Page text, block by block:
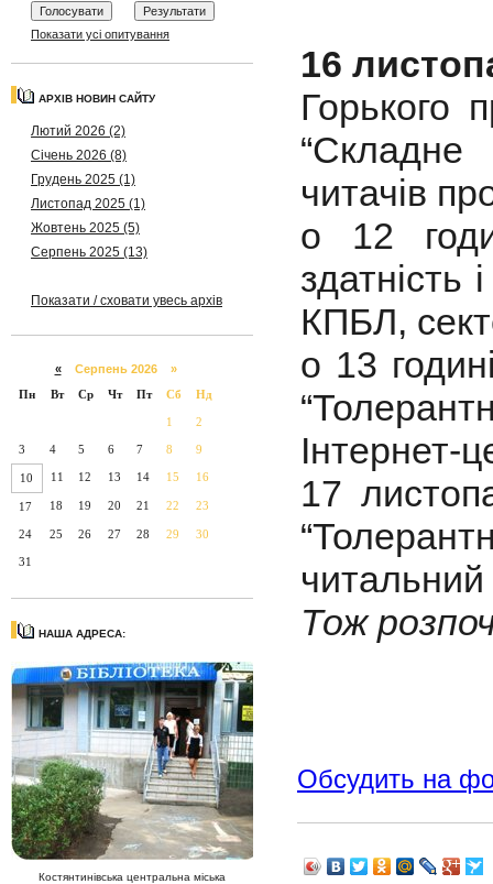
Показати усі опитування
АРХІВ НОВИН САЙТУ
Лютий 2026 (2)
Січень 2026 (8)
Грудень 2025 (1)
Листопад 2025 (1)
Жовтень 2025 (5)
Серпень 2025 (13)
Показати / сховати увесь архів
«Серпень 2026 »
Пн
Вт Ср Чт Пт Сб Нд
1 2
3 4 5 6 7 8 9
10 11 12 13 14 15 16
17 18 19 20 21 22 23
24 25 26 27 28 29 30
31
НАША АДРЕСА:
Костянтинівська центральна міська
16
Горького
“Складне
читачів
о 12
здатність
КПБЛ,
о 13
Інтернет-
17
Тож
Обсудить на